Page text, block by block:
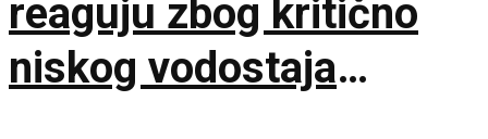
reaguju zbog kritično
niskog vodostaja